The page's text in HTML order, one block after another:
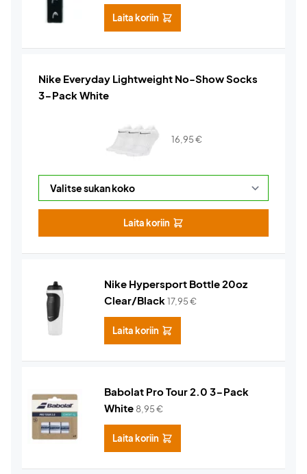
Laita koriin
Nike Everyday Lightweight No-Show Socks
3-Pack White
16,95€
Laita koriin
Nike Hypersport Bottle 20oz
Clear/Black17,95€
Laita koriin
Babolat Pro Tour 2.0 3-Pack
White 8,95€
Laita koriin